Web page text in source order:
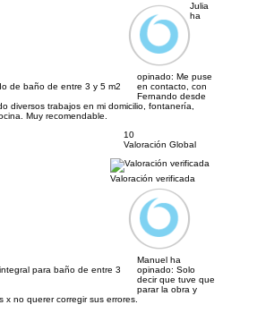
de baño de entre 3 y 5 m2
Julia
ha
opinado: Me puse
en contacto, con
Fernando desde
diversos trabajos en mi domicilio, fontanería,
Muy recomendable.
10
Valoración Global
Valoración verificada
para baño de entre 3
Manuel ha
opinado: Solo
decir que tuve que
parar la obra y
x no querer corregir sus errores.